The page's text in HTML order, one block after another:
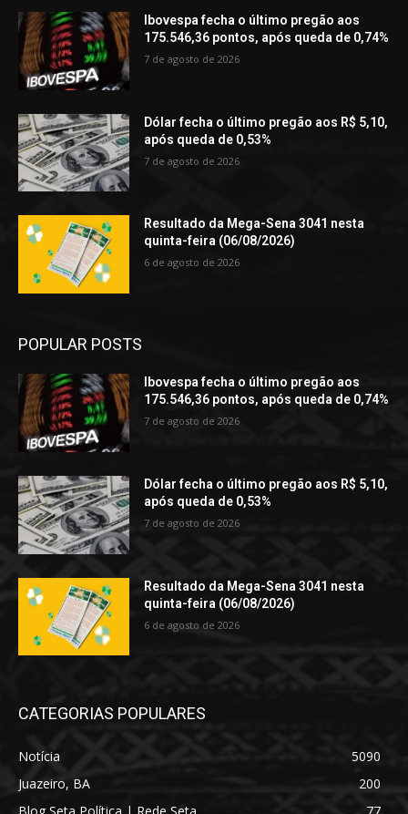
Ibovespa fecha o último pregão aos
175.546,36 pontos, após queda de 0,74%
7 de agosto de 2026
Dólar fecha o último pregão aos R$ 5,10,
após queda de 0,53%
7 de agosto de 2026
Resultado da Mega-Sena 3041 nesta
quinta-feira (06/08/2026)
6 de agosto de 2026
POPULAR POSTS
Ibovespa fecha o último pregão aos
175.546,36 pontos, após queda de 0,74%
7 de agosto de 2026
Dólar fecha o último pregão aos R$ 5,10,
após queda de 0,53%
7 de agosto de 2026
Resultado da Mega-Sena 3041 nesta
quinta-feira (06/08/2026)
6 de agosto de 2026
CATEGORIAS POPULARES
Notícia
5090
Juazeiro, BA
200